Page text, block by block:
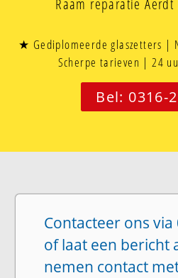
Raam reparatie
★ Gediplomeerde glaszetters |
Scherpe tarieven | 24
Bel: 0316-
Contacteer ons via
of laat een bericht
nemen contact